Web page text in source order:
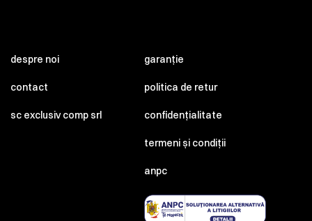
despre noi
contact
sc exclusiv comp srl
garanție
politica de retur
confidențialitate
termeni și condiții
anpc